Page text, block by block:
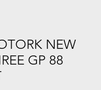
NEW
GP 88